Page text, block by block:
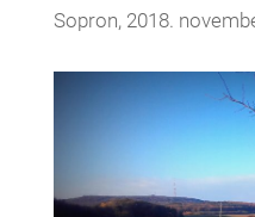
Sopron, 2018.